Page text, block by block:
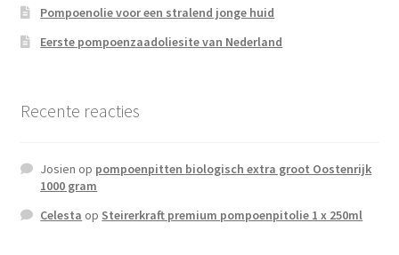
Registreren
Pompoenolie voor een stralend jonge huid
Eerste pompoenzaadoliesite van Nederland
Recente reacties
Josien op pompoenpitten biologisch extra groot Oostenrijk
1000 gram
Celesta op Steirerkraft premium pompoenpitolie 1 x 250ml